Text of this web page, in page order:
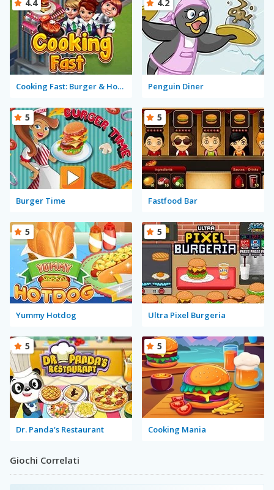
Cooking Fast: Burger & Hotdog
4.4
Penguin Diner
4.2
Burger Time
5
Fastfood Bar
5
Yummy Hotdog
5
Ultra Pixel Burgeria
5
Dr. Panda's Restaurant
5
Cooking Mania
5
Giochi Correlati